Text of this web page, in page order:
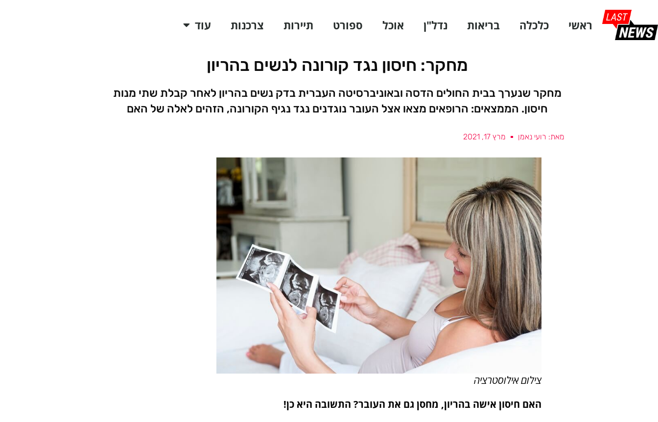
ראשי כלכלה בריאות נדל"ן אוכל ספורט תיירות צרכנות עוד
מחקר: חיסון נגד קורונה לנשים בהריון
מחקר שנערך בבית החולים הדסה ובאוניברסיטה העברית בדק נשים בהריון לאחר קבלת שתי מנות
חיסון. הממצאים: הרופאים מצאו אצל העובר נוגדנים נגד נגיף הקורונה, הזהים לאלה של האם
מאת: רועי נאמן מרץ 17, 2021
צילום אילוסטרציה
האם חיסון אישה בהריון, מחסן גם את העובר? התשובה היא כן!